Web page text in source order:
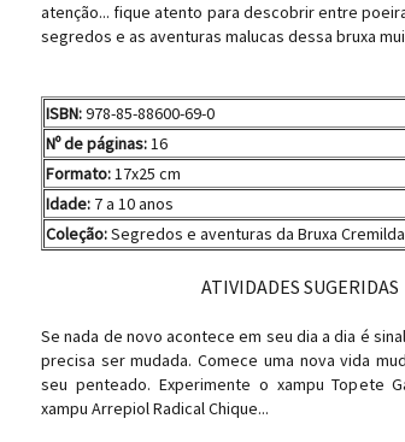
atenção... fique atento para descobrir entre
segredos e as aventuras malucas dessa bruxa
ISBN:978-85-88600-69-0
Nº de páginas:16
Formato:17x25 cm
Idade: 7 a 10 anos
Coleção:Segredos e aventuras da Bruxa Cremilda
ATIVIDADES SUGERIDAS
Se nada de novo acontece em seu dia a dia é
precisa ser mudada. Comece uma nova vida
seu penteado. Experimente o xampu Topete
xampu Arrepiol Radical Chique...